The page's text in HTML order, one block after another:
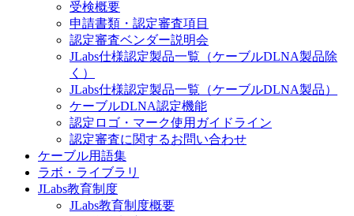
受検概要
申請書類・認定審査項目
認定審査ベンダー説明会
JLabs仕様認定製品一覧（ケーブルDLNA製品除
く）
JLabs仕様認定製品一覧（ケーブルDLNA製品）
ケーブルDLNA認定機能
認定ロゴ・マーク使用ガイドライン
認定審査に関するお問い合わせ
ケーブル用語集
ラボ・ライブラリ
JLabs教育制度
JLabs教育制度概要